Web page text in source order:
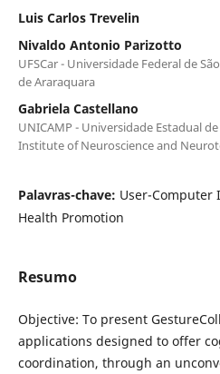
Luis Carlos Trevelin
Nivaldo Antonio Parizotto
UFSCar - Universidade Federal de
de Araraquara
Gabriela Castellano
UNICAMP - Universidade Estadual
Institute of Neuroscience and
Palavras-chave: User-Computer
Health Promotion
Resumo
Objective: To present
applications designed to offer
coordination, through an